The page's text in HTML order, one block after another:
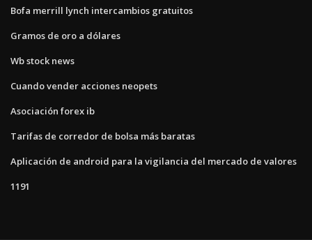
Bofa merrill lynch intercambios gratuitos
Gramos de oro a dólares
Wb stock news
Cuando vender acciones neopets
Asociación forex ib
Tarifas de corredor de bolsa más baratas
Aplicación de android para la vigilancia del mercado de valores
1191